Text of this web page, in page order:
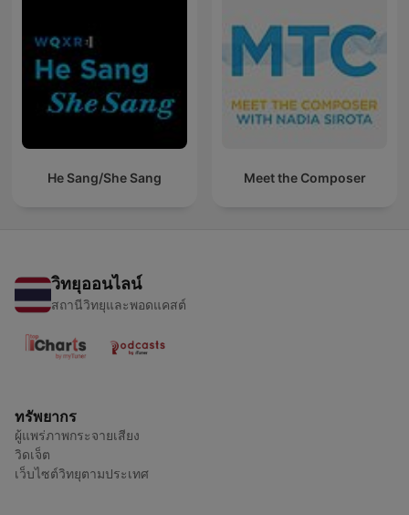
He Sang/She Sang Meet the Composer
วิทยุออนไลน์
สถานีวิทยุและพอดแคสต์
ทรัพยากร
ผู้แพร่ภาพกระจายเสียง
วิดเจ็ต
เว็บไซต์วิทยุตามประเทศ